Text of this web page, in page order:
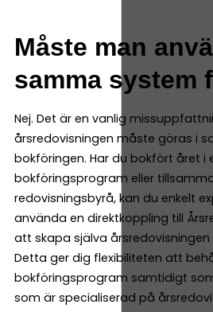
Måste man
samma system
Nej. Det är en vanlig
årsredovisningen måste göras i
bokföringen. Har du bokfört året i
bokföringsprogram eller
redovisningsbyrå, kan du enkelt
använda en direktkoppling till
att skapa själva
Detta ger dig flexibiliteten att
bokföringsprogram samtidigt
som är specialiserad på